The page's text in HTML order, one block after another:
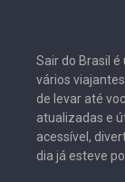
Sair do Brasil
vários
de levar até
atualizadas e
acessível,
dia já esteve